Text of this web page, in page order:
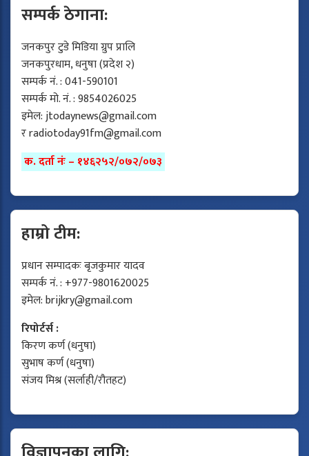
सम्पर्क ठेगाना:
जनकपुर टुडे मिडिया ग्रुप प्रालि
जनकपुरधाम, धनुषा (प्रदेश २)
सम्पर्क नं. : 041-590101
सम्पर्क मो. नं. : 9854026025
इमेल:jtodaynews@gmail.com
रradiotoday91fm@gmail.com
क. दर्ता नंः – १४६२५२/०७२/०७३
हाम्रो टीम:
प्रधान सम्पादकः बृजकुमार यादव
सम्पर्क नं. : +977-9801620025
इमेल:brijkry@gmail.com
रिपोर्टर्स :
किरण कर्ण (धनुषा)
सुभाष कर्ण (धनुषा)
संजय मिश्र (सर्लाही/रौतहट)